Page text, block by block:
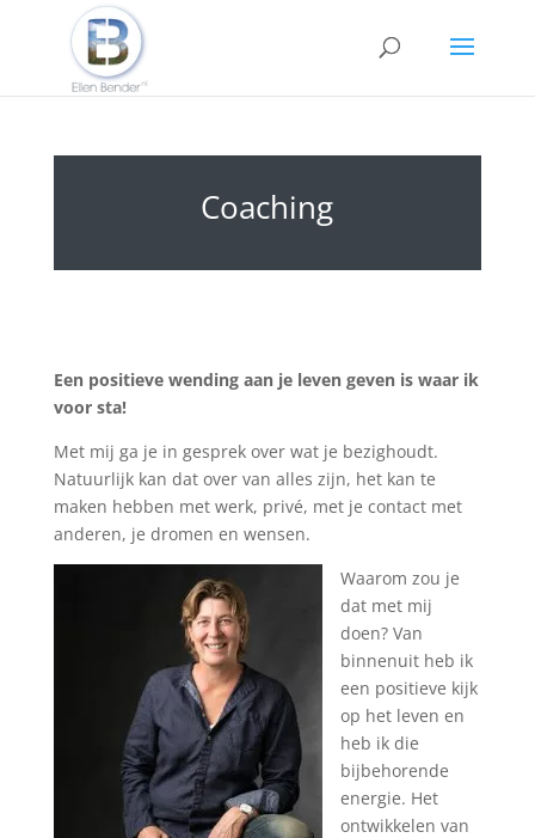
Coaching
Een positieve wending aan je leven geven is waar ik
voor sta!
Met mij ga je in gesprek over wat je bezighoudt.
Natuurlijk kan dat over van alles zijn, het kan te
maken hebben met werk, privé, met je contact met
anderen, je dromen en wensen.
Waarom zou je
dat met mij
doen? Van
binnenuit heb ik
een positieve kijk
op het leven en
heb ik die
bijbehorende
energie. Het
ontwikkelen van